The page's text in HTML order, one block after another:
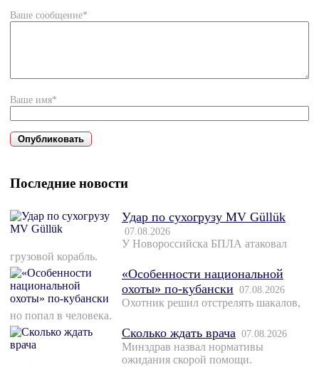
Ваше сообщение*
Ваше имя*
Последние новости
Удар по сухогрузу MV Güllük
07.08.2026
У Новороссийска БПЛА атаковал
грузовой корабль.
«Особенности национальной
охоты» по-кубански 07.08.2026
Охотник решил отстрелять шакалов,
но попал в человека.
Сколько ждать врача 07.08.2026
Минздрав назвал нормативы
ожидания скорой помощи.